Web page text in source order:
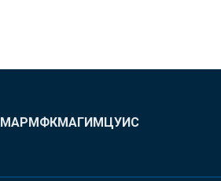
МАРМФКМАГИМЦУИС